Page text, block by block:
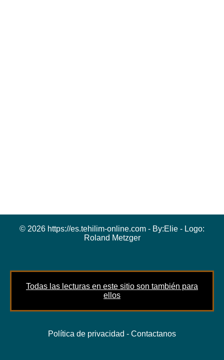
© 2026 https://es.tehilim-online.com - By:Elie - Logo:
Roland Metzger
Todas las lecturas en este sitio son también para
ellos
Política de privacidad - Contactanos